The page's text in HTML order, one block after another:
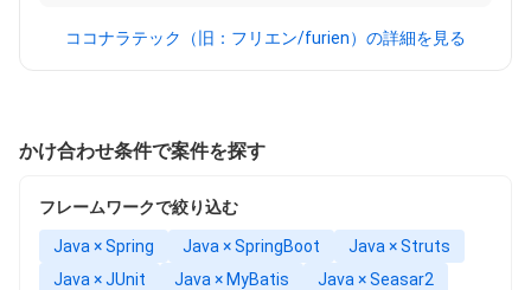
ココナラテック（旧：フリエン/furien）の詳細を見る
かけ合わせ条件で案件を探す
フレームワークで絞り込む
Java × Spring Java × SpringBoot
Java × Struts
Java × JUnit
Java × MyBatis
Java × Seasar2